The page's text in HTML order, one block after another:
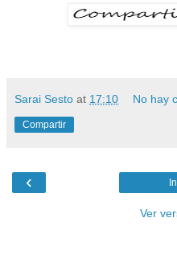
Sarai Sesto at 17:10 No hay
Compartir
‹
Ver